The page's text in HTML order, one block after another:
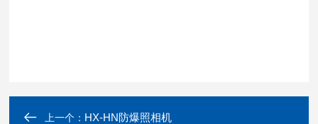
上一个： HX-HN防爆照相机